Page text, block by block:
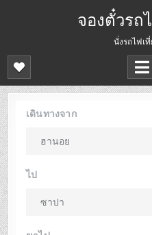
จองตั๋วรถ
นั่งรถไฟเ